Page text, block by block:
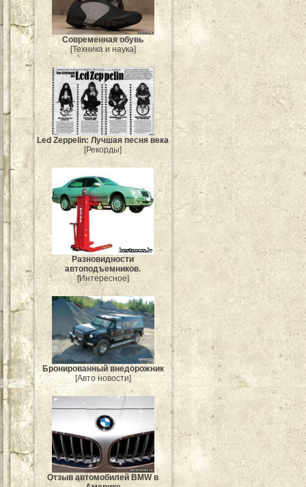
Современная обувь
[Техника и наука]
Led Zeppelin: Лучшая песня века
[Рекорды]
Разновидности
автоподъемников.
[Интересное]
Бронированный внедорожник
[Авто новости]
Отзыв автомобилей BMW в